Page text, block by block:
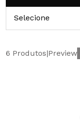
Selecione
6 Produtos|Preview